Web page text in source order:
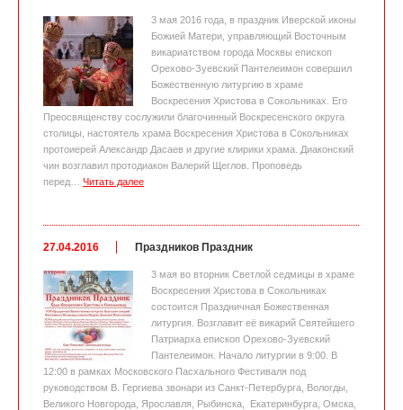
3 мая 2016 года, в праздник Иверской иконы
Божией Матери, управляющий Восточным
викариатством города Москвы епископ
Орехово-Зуевский Пантелеимон совершил
Божественную литургию в храме
Воскресения Христова в Сокольниках. Его
Преосвященству сослужили благочинный Воскресенского округа
столицы, настоятель храма Воскресения Христова в Сокольниках
протоиерей Александр Дасаев и другие клирики храма. Диаконский
чин возглавил протодиакон Валерий Щеглов. Проповедь
перед… Читать далее
27.04.2016 Праздников Праздник
3 мая во вторник Светлой седмицы в храме
Воскресения Христова в Сокольниках
состоится Праздничная Божественная
литургия. Возглавит её викарий Святейшего
Патриарха епископ Орехово-Зуевский
Пантелеимон. Начало литургии в 9:00. В
12:00 в рамках Московского Пасхального Фестиваля под
руководством В. Гергиева звонари из Санкт-Петербурга, Вологды,
Великого Новгорода, Ярославля, Рыбинска, Екатеринбурга, Омска,